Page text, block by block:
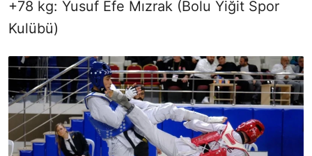
+78 kg: Yusuf Efe Mızrak (Bolu Yiğit Spor
Kulübü)